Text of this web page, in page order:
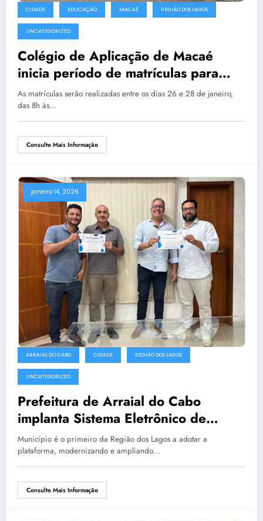
CIDADE EDUCAÇÃO MACAÉ REGIÃO DOS LAGOS
UNCATEGORIZED
Colégio de Aplicação de Macaé
inicia período de matrículas para
2026
As matrículas serão realizadas entre os dias 26 e 28 de janeiro,
das 8h às…
Consulte Mais Informação
janeiro 14, 2026
ARRAIAL DO CABO CIDADE REGIÃO DOS LAGOS
UNCATEGORIZED
Prefeitura de Arraial do Cabo
implanta Sistema Eletrônico de
Informações (SEI)
Município é o primeiro da Região dos Lagos a adotar a
plataforma, modernizando e ampliando…
Consulte Mais Informação